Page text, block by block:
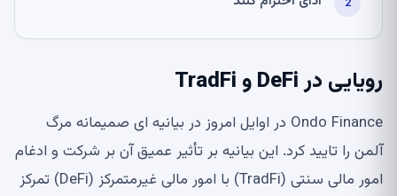
رویایی در DeFi و TradFi
Ondo Finance در اوایل امروز در بیانیه ای صمیمانه مرگ
آلمن را تایید کرد. این بیانیه بر تأثیر عمیق آن بر شرکت و ادغام
امور مالی سنتی (TradFi) با امور مالی غیرمتمرکز (DeFi) تمرکز